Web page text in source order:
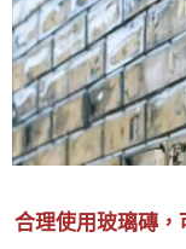
合理使用玻璃磚